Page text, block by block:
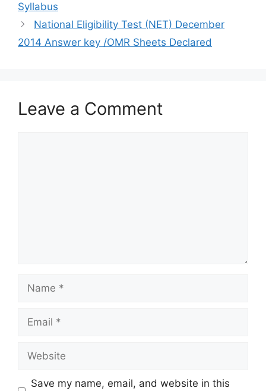
Syllabus
National Eligibility Test (NET) December
2014 Answer key /OMR Sheets Declared
Leave a Comment
Name
Email
Website
Save my name, email, and website in this